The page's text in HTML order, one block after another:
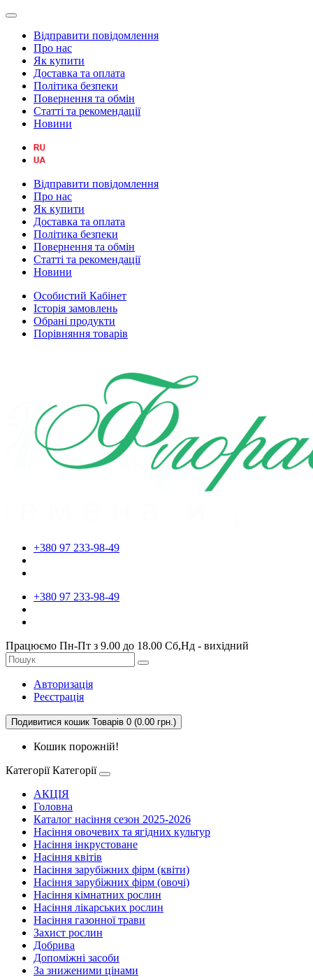
Відправити повідомлення
Про нас
Як купити
Доставка та оплата
Політика безпеки
Повернення та обмін
Статті та рекомендації
Новини
Відправити повідомлення
Про нас
Як купити
Доставка та оплата
Політика безпеки
Повернення та обмін
Статті та рекомендації
Новини
Особистий Кабінет
Історія замовлень
Обрані продукти
Порівняння товарів
+380 97 233-98-49
+380 97 233-98-49
Працюємо Пн-Пт з 9.00 до 18.00 Сб,Нд - вихідний
Авторизація
Реєстрація
Подивитися кошик Товарів 0 (0.00 грн.)
Кошик порожній!
Категорії Категорії
АКЦІЯ
Головна
Каталог насіння сезон 2025-2026
Насіння овочевих та ягідних культур
Насіння інкрустоване
Насіння квітів
Насіння зарубіжних фірм (квіти)
Насіння зарубіжних фірм (овочі)
Насіння кімнатних рослин
Насіння лікарських рослин
Насіння газонної трави
Захист рослин
Добрива
Допоміжні засоби
За зниженими цінами